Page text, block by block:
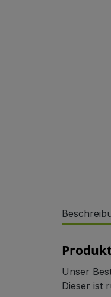
Unser
Dieser ist